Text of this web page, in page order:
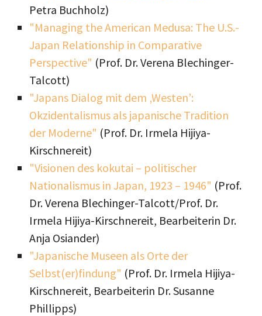
Petra Buchholz)
"Managing the American Medusa: The U.S.-
Japan Relationship in Comparative
Perspective" (Prof. Dr. Verena Blechinger-
Talcott)
"Japans Dialog mit dem ‚Westen’:
Okzidentalismus als japanische Tradition
der Moderne" (Prof. Dr. Irmela Hijiya-
Kirschnereit)
"Visionen des kokutai – politischer
Nationalismus in Japan, 1923 – 1946" (Prof.
Dr. Verena Blechinger-Talcott/Prof. Dr.
Irmela Hijiya-Kirschnereit, Bearbeiterin Dr.
Anja Osiander)
"Japanische Museen als Orte der
Selbst(er)findung" (Prof. Dr. Irmela Hijiya-
Kirschnereit, Bearbeiterin Dr. Susanne
Phillipps)